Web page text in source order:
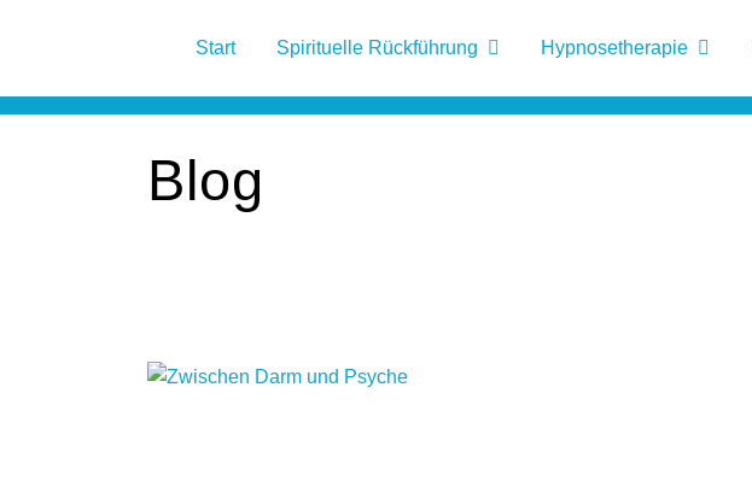
Start Spirituelle Rückführung Hypnosetherapie
Blog